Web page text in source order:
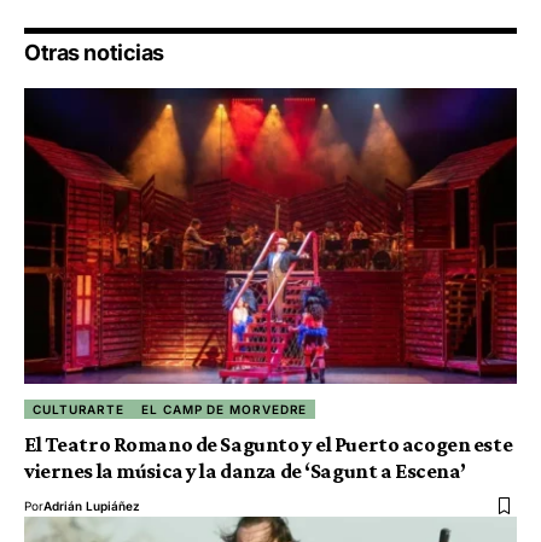
Otras noticias
CULTURARTE EL CAMP DE MORVEDRE
El Teatro Romano de Sagunto y el Puerto acogen este
viernes la música y la danza de ‘Sagunt a Escena’
PorAdrián Lupiáñez